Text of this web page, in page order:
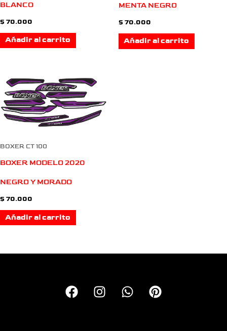
BLANCO
$ 70.000
Añadir al carrito
MENTA NEGRO
$ 70.000
Añadir al carrito
BOXER CT 100
BOXER MODELO 2020
NEGRO Y MORADO
$ 70.000
Añadir al carrito